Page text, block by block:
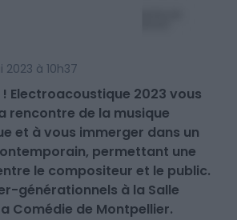
2023 à 10h37
! Electroacoustique 2023 vous
rencontre de la musique
et à vous immerger dans un
permettant une
le compositeur et le public.
générationnels à la Salle
Comédie de Montpellier.